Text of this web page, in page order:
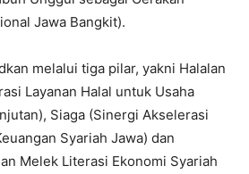
Jawa Bangkit).
melalui tiga pilar, yakni Halalan
Layanan Halal untuk Usaha
Siaga (Sinergi Akselerasi
Syariah Jawa) dan
Melek Literasi Ekonomi Syariah